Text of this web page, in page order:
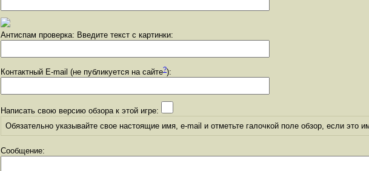
Антиспам проверка: Введите текст с картинки:
Контактный E-mail (не публикуется на сайте?):
Написать свою версию обзора к этой игре:
Обязательно указывайте свое настоящие имя, e-mail и отметьте галочкой поле обзор, если это
Сообщение: